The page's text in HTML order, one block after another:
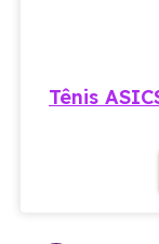
Tênis